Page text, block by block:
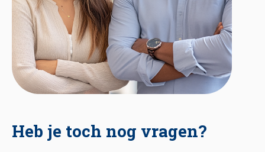
Heb je toch nog vragen?